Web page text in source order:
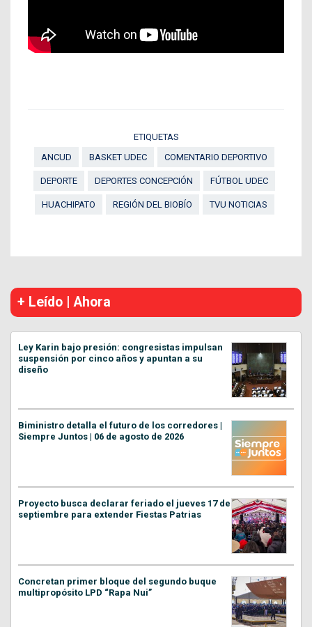
ETIQUETAS
ANCUD
BASKET UDEC COMENTARIO DEPORTIVO
DEPORTE DEPORTES CONCEPCIÓN FÚTBOL UDEC
HUACHIPATO REGIÓN DEL BIOBÍO TVU NOTICIAS
+ Leído | Ahora
Ley Karin bajo presión: congresistas impulsan
suspensión por cinco años y apuntan a su
diseño
Biministro detalla el futuro de los corredores |
Siempre Juntos | 06 de agosto de 2026
Proyecto busca declarar feriado el jueves 17 de
septiembre para extender Fiestas Patrias
Concretan primer bloque del segundo buque
multipropósito LPD “Rapa Nui”